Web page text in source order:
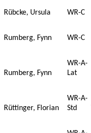
Rübcke, Ursula WR-C
Rumberg, Fynn WR-C
Rumberg, Fynn
WR-A-
Lat
Rüttinger, Florian
WR-A-
Std